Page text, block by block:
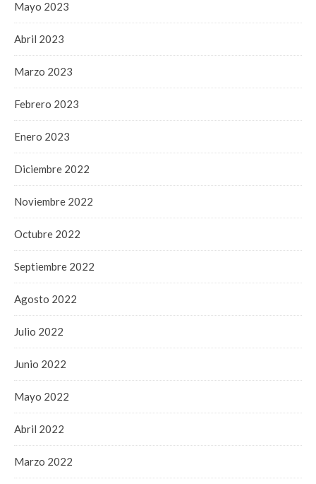
Mayo 2023
Abril 2023
Marzo 2023
Febrero 2023
Enero 2023
Diciembre 2022
Noviembre 2022
Octubre 2022
Septiembre 2022
Agosto 2022
Julio 2022
Junio 2022
Mayo 2022
Abril 2022
Marzo 2022